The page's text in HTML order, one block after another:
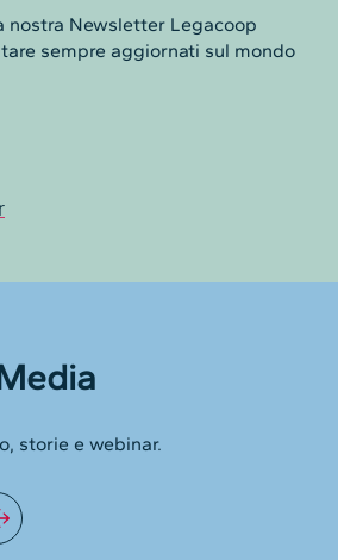
nostra Newsletter Legacoop
sempre aggiornati sul mondo
storie e webinar.